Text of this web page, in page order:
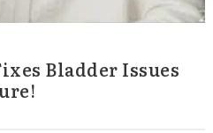
Bladder Issues